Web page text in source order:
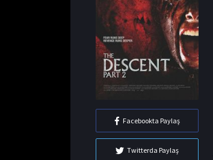
Facebookta Paylaş
Twitterda Paylaş